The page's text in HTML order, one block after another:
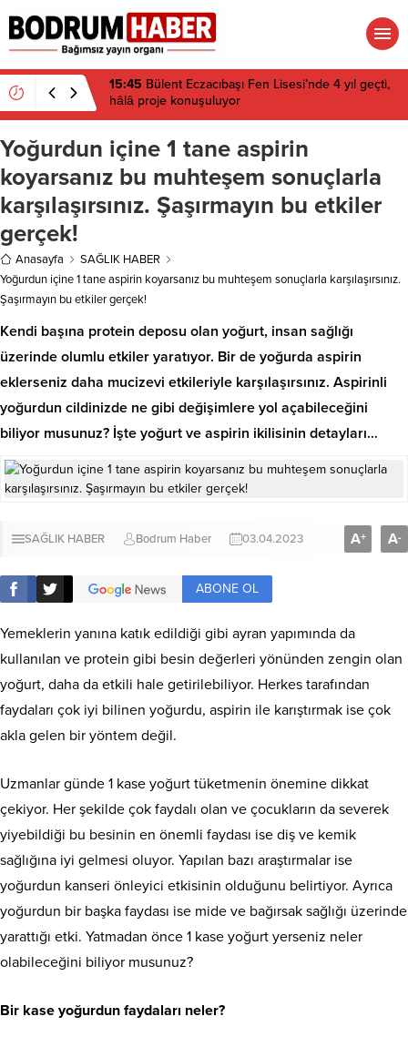
15:45 Bülent Eczacıbaşı Fen Lisesi’nde 4 yıl geçti,
hâlâ proje konuşuluyor
Yoğurdun içine 1 tane aspirin
koyarsanız bu muhteşem sonuçlarla
karşılaşırsınız. Şaşırmayın bu etkiler
gerçek!
Anasayfa
SAĞLIK HABER
Yoğurdun içine 1 tane aspirin koyarsanız bu muhteşem sonuçlarla karşılaşırsınız.
Şaşırmayın bu etkiler gerçek!
Kendi başına protein deposu olan yoğurt, insan sağlığı
üzerinde olumlu etkiler yaratıyor. Bir de yoğurda aspirin
eklerseniz daha mucizevi etkileriyle karşılaşırsınız. Aspirinli
yoğurdun cildinizde ne gibi değişimlere yol açabileceğini
biliyor musunuz? İşte yoğurt ve aspirin ikilisinin detayları…
SAĞLIK HABER Bodrum Haber 03.04.2023 A+ A-
ABONE OL
Yemeklerin yanına katık edildiği gibi ayran yapımında da
kullanılan ve protein gibi besin değerleri yönünden zengin olan
yoğurt, daha da etkili hale getirilebiliyor. Herkes tarafından
faydaları çok iyi bilinen yoğurdu, aspirin ile karıştırmak ise çok
akla gelen bir yöntem değil.
Uzmanlar günde 1 kase yoğurt tüketmenin önemine dikkat
çekiyor. Her şekilde çok faydalı olan ve çocukların da severek
yiyebildiği bu besinin en önemli faydası ise diş ve kemik
sağlığına iyi gelmesi oluyor. Yapılan bazı araştırmalar ise
yoğurdun kanseri önleyici etkisinin olduğunu belirtiyor. Ayrıca
yoğurdun bir başka faydası ise mide ve bağırsak sağlığı üzerinde
yarattığı etki. Yatmadan önce 1 kase yoğurt yerseniz neler
olabileceğini biliyor musunuz?
Bir kase yoğurdun faydaları neler?